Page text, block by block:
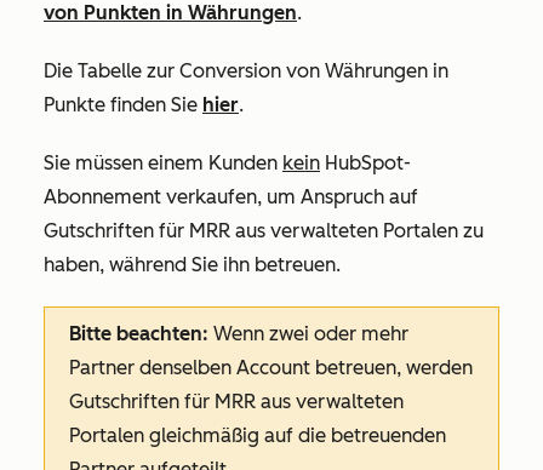
von Punkten in Währungen.
Die Tabelle zur Conversion von Währungen in
Punkte finden Sie hier.
Sie müssen einem Kunden kein HubSpot-
Abonnement verkaufen, um Anspruch auf
Gutschriften für MRR aus verwalteten Portalen zu
haben, während Sie ihn betreuen.
Bitte beachten: Wenn zwei oder mehr
Partner denselben Account betreuen, werden
Gutschriften für MRR aus verwalteten
Portalen gleichmäßig auf die betreuenden